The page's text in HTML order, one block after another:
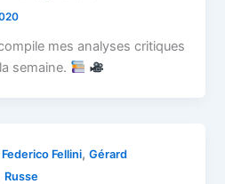
mes analyses critiques
semaine.
Federico Fellini,Gérard
Russe